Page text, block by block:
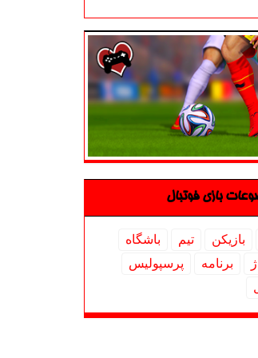
بازی فوتبال
بازیكن تیم
باشگاه
برنامه
پرسپولیس